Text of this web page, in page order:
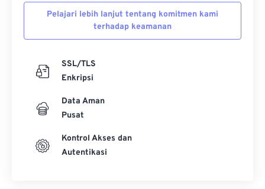
Pelajari lebih lanjut tentang komitmen kami
terhadap keamanan
SSL/TLS
Enkripsi
Data Aman
Pusat
Kontrol Akses dan
Autentikasi